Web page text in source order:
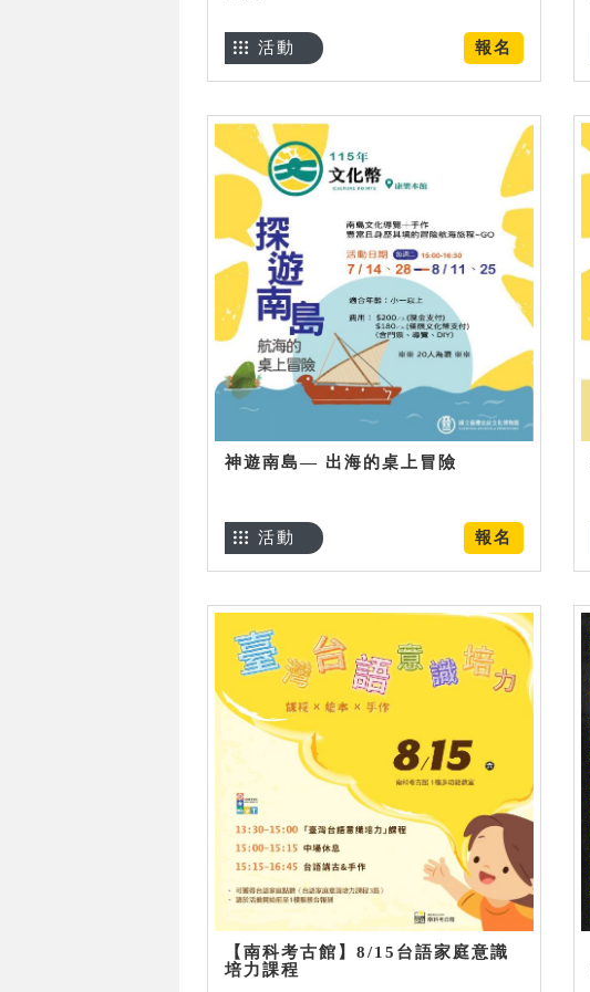
報名
活動
神遊南島— 出海的桌上冒險
報名
活動
【南科考古館】8/15台語家庭意識
培力課程